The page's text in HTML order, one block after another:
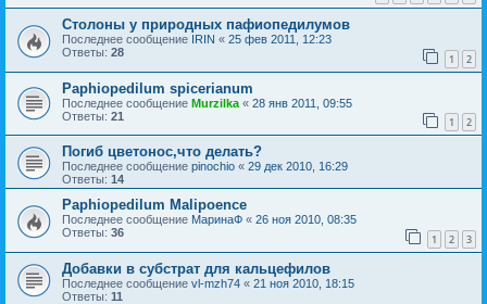
Столоны у природных пафиопедилумов
Последнее сообщение IRIN « 25 фев 2011, 12:23
Ответы: 28 1 2
Paphiopedilum spicerianum
Последнее сообщение Murzilka « 28 янв 2011, 09:55
Ответы: 21 1 2
Погиб цветонос,что делать?
Последнее сообщение pinochio « 29 дек 2010, 16:29
Ответы: 14
Paphiopedilum Malipoence
Последнее сообщение МаринаФ « 26 ноя 2010, 08:35
Ответы: 36 1 2 3
Добавки в субстрат для кальцефилов
Последнее сообщение vl-mzh74 « 21 ноя 2010, 18:15
Ответы: 11